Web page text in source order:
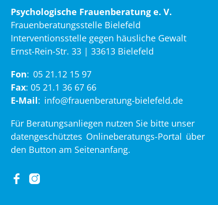
Psychologische Frauenberatung e. V.
Frauenberatungsstelle Bielefeld
Interventionsstelle gegen häusliche Gewalt
Ernst-Rein-Str. 33 | 33613 Bielefeld
Fon: 05 21.12 15 97
Fax: 05 21.1 36 67 66
E-Mail: info@frauenberatung-bielefeld.de
Für Beratungsanliegen nutzen Sie bitte unser
datengeschütztes Onlineberatungs-Portal über
den Button am Seitenanfang.